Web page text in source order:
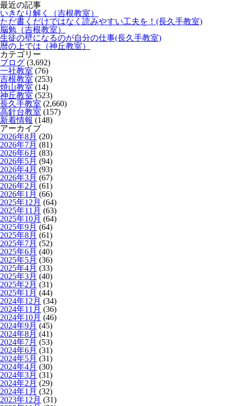
最近の記事
いきなり解く（吉根教室）
ただ書くだけではなく読みやすい工夫を！(長久手教室)
脳勉（吉根教室）
生徒の壁になるのが自分の仕事(長久手教室)
暦の上では（神丘教室）
カテゴリー
ブログ (3,692)
一社教室 (76)
吉根教室 (253)
焼山教室 (14)
神丘教室 (523)
長久手教室 (2,660)
高針台教室 (157)
新着情報 (148)
アーカイブ
2026年8月 (20)
2026年7月 (81)
2026年6月 (83)
2026年5月 (94)
2026年4月 (93)
2026年3月 (67)
2026年2月 (61)
2026年1月 (66)
2025年12月 (64)
2025年11月 (63)
2025年10月 (64)
2025年9月 (64)
2025年8月 (61)
2025年7月 (52)
2025年6月 (40)
2025年5月 (36)
2025年4月 (33)
2025年3月 (40)
2025年2月 (31)
2025年1月 (44)
2024年12月 (34)
2024年11月 (36)
2024年10月 (46)
2024年9月 (45)
2024年8月 (41)
2024年7月 (53)
2024年6月 (31)
2024年5月 (31)
2024年4月 (30)
2024年3月 (31)
2024年2月 (29)
2024年1月 (32)
2023年12月 (31)